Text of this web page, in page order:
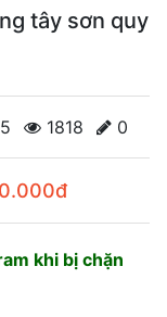
tây sơn quy
1818 0
khi bị chặn